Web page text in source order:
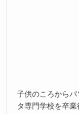
子供のころから
タ専門学校を卒業